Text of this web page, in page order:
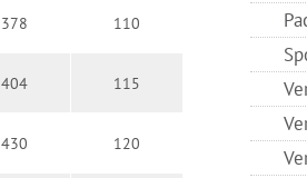
378 110
404 115
430 120